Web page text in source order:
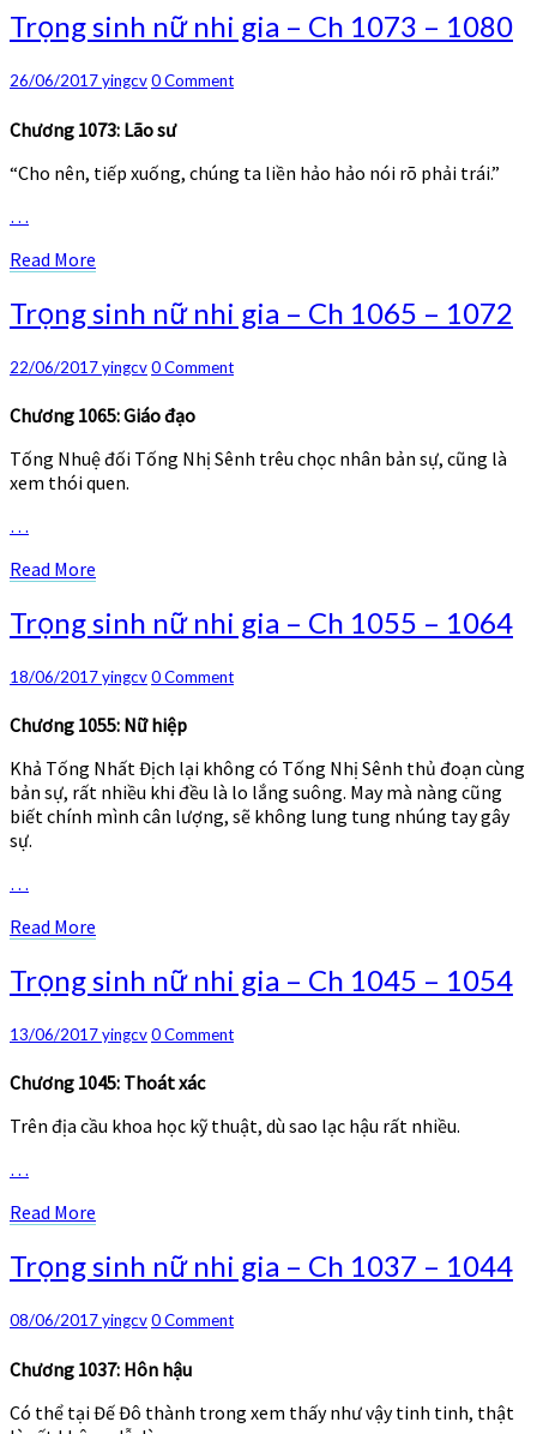
Trọng
sinh
nhi
–
Ch
1073
Trọng sinh nữ nhi gia – Ch 1073 – 1080
26/06/2017yingcvComments
0 Comment
Chương 1073: Lão sư
“Cho nên, tiếp xuống, chúng ta liền hảo hảo nói rõ phải trái.”
…
Read More
Trọng
sinh
nhi
–
Ch
1065
–
Trọng sinh nữ nhi gia – Ch 1065 – 1072
22/06/2017yingcvComments
0 Comment
Chương 1065: Giáo đạo
Tống Nhuệ đối Tống Nhị Sênh trêu chọc nhân bản sự, cũng là
xem thói quen.
…
Read More
Trọng
sinh
nhi
–
Ch
1055
–
1064
Trọng sinh nữ nhi gia – Ch 1055 – 1064
18/06/2017yingcvComments
0 Comment
Chương 1055: Nữ hiệp
Khả Tống Nhất Địch lại không có Tống Nhị Sênh thủ đoạn cùng
bản sự, rất nhiều khi đều là lo lắng suông. May mà nàng cũng
biết chính mình cân lượng, sẽ không lung tung nhúng tay gây
sự.
…
Read More
Trọng
sinh
nhi
gia
–
Ch
Trọng sinh nữ nhi gia – Ch 1045 – 1054
13/06/2017yingcvComments
0 Comment
Chương 1045: Thoát xác
Trên địa cầu khoa học kỹ thuật, dù sao lạc hậu rất nhiều.
…
Read More
Trọng
sinh
nhi
–
Ch
1037
Trọng sinh nữ nhi gia – Ch 1037 – 1044
08/06/2017yingcvComments
0 Comment
Chương 1037: Hôn hậu
Có thể tại Đế Đô thành trong xem thấy như vậy tinh tinh, thật